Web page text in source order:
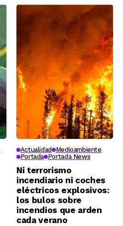
Actualidad
Medioambiente
Portada Portada News
Ni terrorismo
incendiario ni coches
eléctricos explosivos:
los bulos sobre
incendios que arden
cada verano